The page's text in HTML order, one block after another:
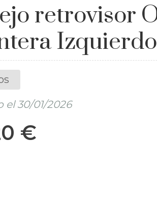
retrovisor
Izquierdo
el 30/01/2026
€